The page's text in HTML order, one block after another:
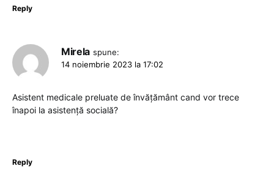
Reply
Mirela spune:
14 noiembrie 2023 la 17:02
Asistent medicale preluate de învățământ cand vor trece
înapoi la asistență socială?
Reply